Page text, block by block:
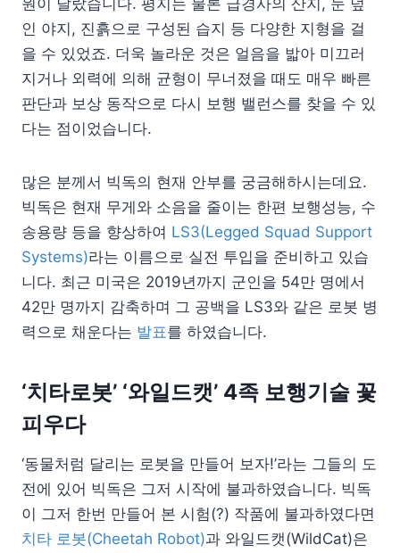
원이 달랐습니다. 평지는 물론 급경사의 산지, 눈 덮
인 야지, 진흙으로 구성된 습지 등 다양한 지형을 걸
을 수 있었죠. 더욱 놀라운 것은 얼음을 밟아 미끄러
지거나 외력에 의해 균형이 무너졌을 때도 매우 빠른
판단과 보상 동작으로 다시 보행 밸런스를 찾을 수 있
다는 점이었습니다.
많은 분께서 빅독의 현재 안부를 궁금해하시는데요.
빅독은 현재 무게와 소음을 줄이는 한편 보행성능, 수
송용량 등을 향상하여 LS3(Legged Squad Support
Systems)라는 이름으로 실전 투입을 준비하고 있습
니다. 최근 미국은 2019년까지 군인을 54만 명에서
42만 명까지 감축하며 그 공백을 LS3와 같은 로봇 병
력으로 채운다는 발표를 하였습니다.
‘치타로봇’ ‘와일드캣’ 4족 보행기술 꽃
피우다
‘동물처럼 달리는 로봇을 만들어 보자!’라는 그들의 도
전에 있어 빅독은 그저 시작에 불과하였습니다. 빅독
이 그저 한번 만들어 본 시험(?) 작품에 불과하였다면
치타 로봇(Cheetah Robot)과 와일드캣(WildCat)은